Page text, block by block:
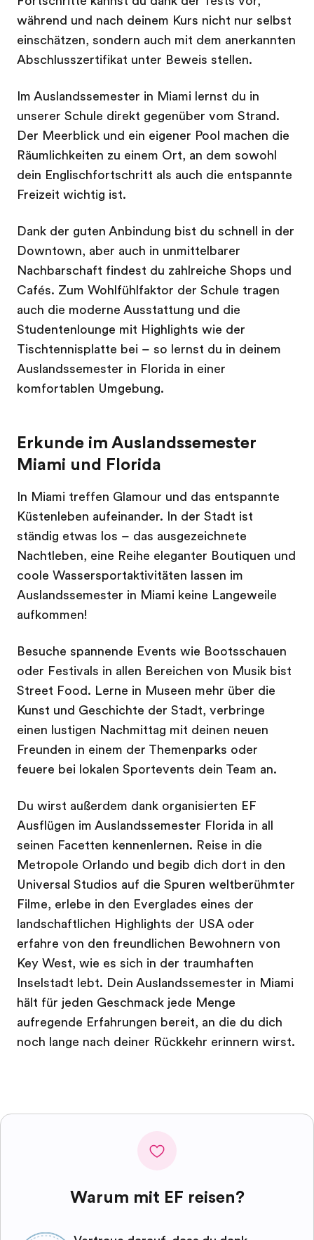
während und nach deinem Kurs nicht nur selbst
einschätzen, sondern auch mit dem anerkannten
Abschlusszertifikat unter Beweis stellen.
Im Auslandssemester in Miami lernst du in
unserer Schule direkt gegenüber vom Strand.
Der Meerblick und ein eigener Pool machen die
Räumlichkeiten zu einem Ort, an dem sowohl
dein Englischfortschritt als auch die entspannte
Freizeit wichtig ist.
Dank der guten Anbindung bist du schnell in der
Downtown, aber auch in unmittelbarer
Nachbarschaft findest du zahlreiche Shops und
Cafés. Zum Wohlfühlfaktor der Schule tragen
auch die moderne Ausstattung und die
Studentenlounge mit Highlights wie der
Tischtennisplatte bei – so lernst du in deinem
Auslandssemester in Florida in einer
komfortablen Umgebung.
Erkunde im Auslandssemester
Miami und Florida
In Miami treffen Glamour und das entspannte
Küstenleben aufeinander. In der Stadt ist
ständig etwas los – das ausgezeichnete
Nachtleben, eine Reihe eleganter Boutiquen und
coole Wassersportaktivitäten lassen im
Auslandssemester in Miami keine Langeweile
aufkommen!
Besuche spannende Events wie Bootsschauen
oder Festivals in allen Bereichen von Musik bist
Street Food. Lerne in Museen mehr über die
Kunst und Geschichte der Stadt, verbringe
einen lustigen Nachmittag mit deinen neuen
Freunden in einem der Themenparks oder
feuere bei lokalen Sportevents dein Team an.
Du wirst außerdem dank organisierten EF
Ausflügen im Auslandssemester Florida in all
seinen Facetten kennenlernen. Reise in die
Metropole Orlando und begib dich dort in den
Universal Studios auf die Spuren weltberühmter
Filme, erlebe in den Everglades eines der
landschaftlichen Highlights der USA oder
erfahre von den freundlichen Bewohnern von
Key West, wie es sich in der traumhaften
Inselstadt lebt. Dein Auslandssemester in Miami
hält für jeden Geschmack jede Menge
aufregende Erfahrungen bereit, an die du dich
noch lange nach deiner Rückkehr erinnern wirst.
Warum mit EF reisen?